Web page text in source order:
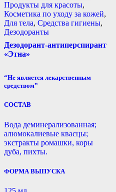
Продукты для красоты,
Косметика по уходу за кожей,
Для тела, Средства гигиены,
Дезодоранты
Дезодорант-антиперспирант
«Этна»
“Не является лекарственным
средством”
СОСТАВ
Вода деминерализованная;
алюмокалиевые квасцы;
экстракты ромашки, коры
дуба, пихты.
ФОРМА ВЫПУСКА